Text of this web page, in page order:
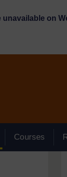
on
Courses